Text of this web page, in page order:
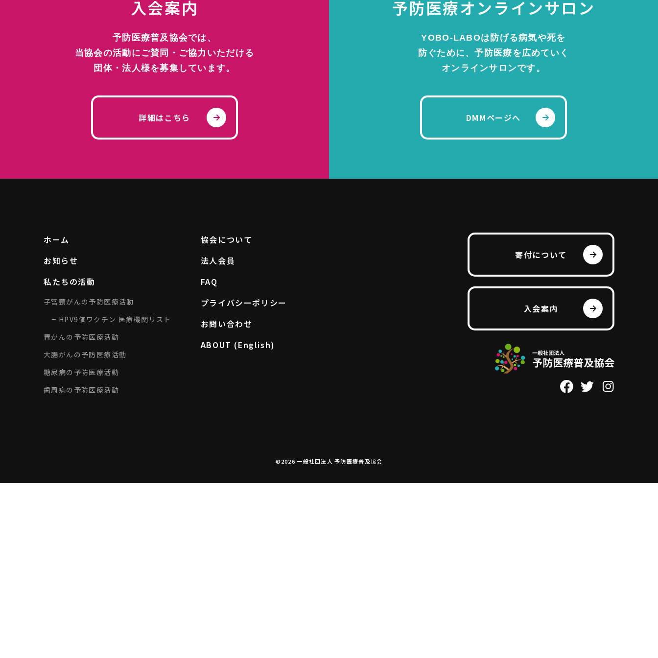
寄付について
入会案内
予防医療普及協会では、
当協会の活動にご賛同・ご協力いただける
団体・法人様を募集しています。
詳細はこちら
予防医療オンラインサロン
YOBO-LABOは防げる病気や死を
防ぐために、予防医療を広めていく
オンラインサロンです。
DMMページへ
ホーム
お知らせ
私たちの活動
子宮頸がんの予防医療活動
HPV9価ワクチン 医療機関リスト
胃がんの予防医療活動
大腸がんの予防医療活動
糖尿病の予防医療活動
歯周病の予防医療活動
協会について
法人会員
FAQ
プライバシーポリシー
お問い合わせ
ABOUT (English)
寄付について
入会案内
©2026 一般社団法人 予防医療普及協会